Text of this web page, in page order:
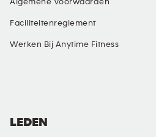
Algemene Voorwaarden
Faciliteitenreglement
Werken Bij Anytime Fitness
LEDEN